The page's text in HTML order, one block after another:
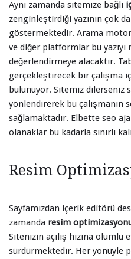
Aynı zamanda sitemize bağlı
zenginleştirdiği yazının çok
göstermektedir. Arama
ve diğer platformlar bu yazıyı
değerlendirmeye alacaktır.
gerçekleştirecek bir çalışma
bulunuyor. Sitemiz dilerseniz
yönlendirerek bu çalışmanın
sağlamaktadır. Elbette seo
olanaklar bu kadarla sınırlı
Resim
Sayfamızdan içerik editörü
zamanda resim
Sitenizin açılış hızına olumlu
sürdürmektedir. Her yönüyle